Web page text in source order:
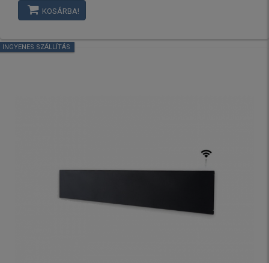
KOSÁRBA!
INGYENES SZÁLLÍTÁS